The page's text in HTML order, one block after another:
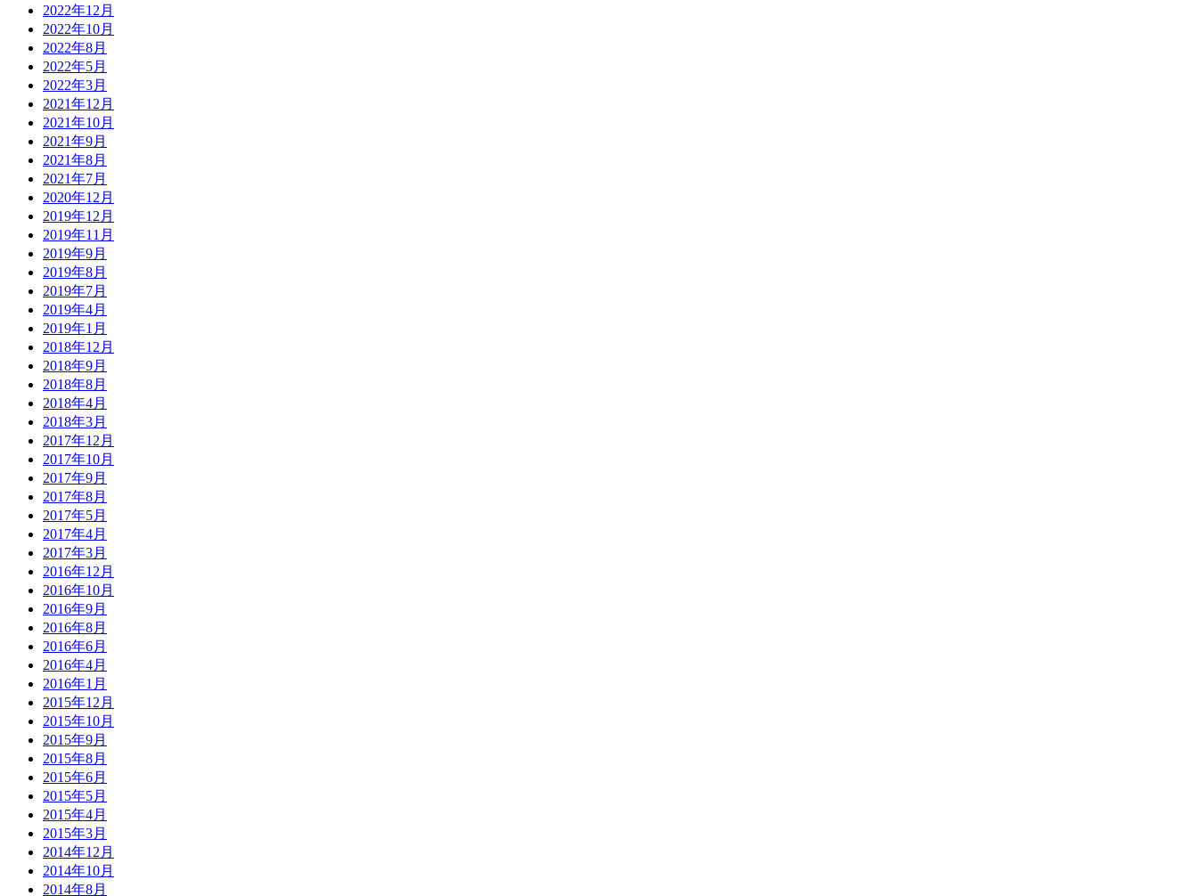
2022年12月
2022年10月
2022年8月
2022年5月
2022年3月
2021年12月
2021年10月
2021年9月
2021年8月
2021年7月
2020年12月
2019年12月
2019年11月
2019年9月
2019年8月
2019年7月
2019年4月
2019年1月
2018年12月
2018年9月
2018年8月
2018年4月
2018年3月
2017年12月
2017年10月
2017年9月
2017年8月
2017年5月
2017年4月
2017年3月
2016年12月
2016年10月
2016年9月
2016年8月
2016年6月
2016年4月
2016年1月
2015年12月
2015年10月
2015年9月
2015年8月
2015年6月
2015年5月
2015年4月
2015年3月
2014年12月
2014年10月
2014年8月